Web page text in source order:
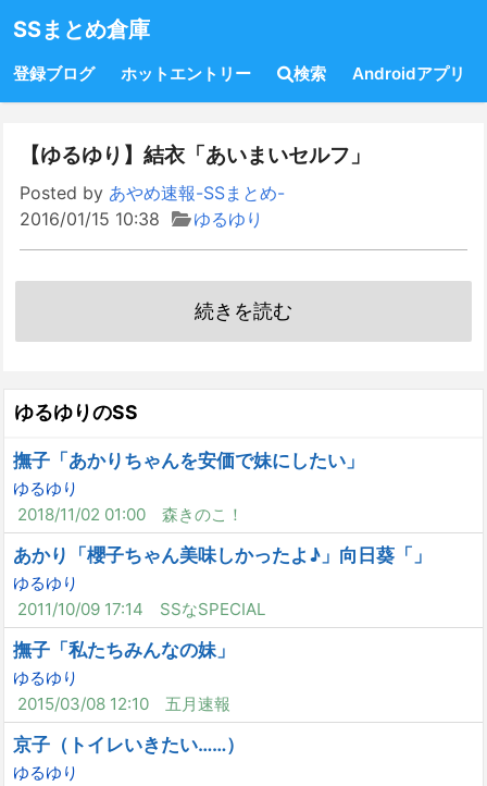
SSまとめ倉庫
登録ブログ ホットエントリー 検索 Androidアプリ
【ゆるゆり】結衣「あいまいセルフ」
Posted by あやめ速報-SSまとめ-
2016/01/15 10:38
ゆるゆり
続きを読む
ゆるゆりのSS
撫子「あかりちゃんを安価で妹にしたい」
ゆるゆり
2018/11/02 01:00
森きのこ！
あかり「櫻子ちゃん美味しかったよ♪」向日葵「」
ゆるゆり
2011/10/09 17:14
SSなSPECIAL
撫子「私たちみんなの妹」
ゆるゆり
2015/03/08 12:10
五月速報
京子（トイレいきたい……）
ゆるゆり